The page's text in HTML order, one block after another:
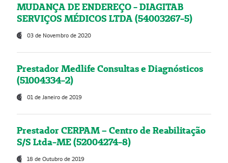
MUDANÇA DE ENDEREÇO - DIAGITAB
SERVIÇOS MÉDICOS LTDA (54003267-5)
03 de Novembro de 2020
Prestador Medlife Consultas e Diagnósticos
(51004334-2)
01 de Janeiro de 2019
Prestador CERPAM – Centro de Reabilitação
S/S Ltda-ME (52004274-8)
18 de Outubro de 2019